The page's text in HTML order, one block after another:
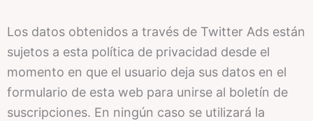
Los datos obtenidos a través de Twitter Ads están
sujetos a esta política de privacidad desde el
momento en que el usuario deja sus datos en el
formulario de esta web para unirse al boletín de
suscripciones. En ningún caso se utilizará la